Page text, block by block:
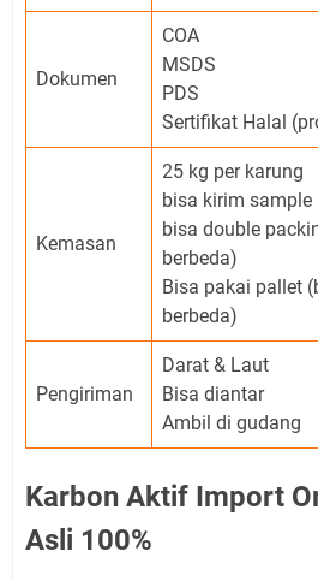
Dokumen
COA
MSDS
PDS
Sertifikat Halal
Kemasan
25 kg per karung
bisa kirim sample
bisa double
berbeda)
Bisa pakai pallet
berbeda)
Pengiriman
Darat & Laut
Bisa diantar
Ambil di gudang
Karbon Aktif Import
Asli 100%